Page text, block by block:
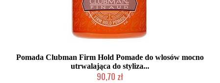
Pomada Clubman Firm Hold Pomade do wlosów mocno
utrwalająca do styliza...
90,70 zł